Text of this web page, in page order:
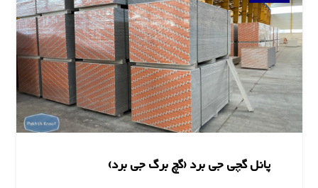
پانل گچی جی برد (گچ برگ جی برد)